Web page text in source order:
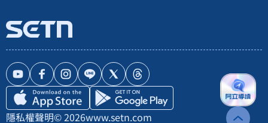
隱私權聲明© 2026www.setn.com